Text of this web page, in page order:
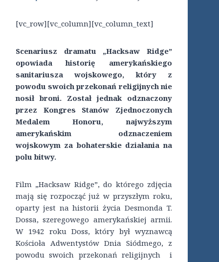
[vc_row][vc_column][vc_column_text]
Scenariusz dramatu „Hacksaw Ridge”
opowiada historię amerykańskiego
sanitariusza wojskowego, który z
powodu swoich przekonań religijnych nie
nosił broni. Został jednak odznaczony
przez Kongres Stanów Zjednoczonych
Medalem Honoru, najwyższym
amerykańskim odznaczeniem
wojskowym za bohaterskie działania na
polu bitwy.
Film „Hacksaw Ridge”, do którego zdjęcia
mają się rozpocząć już w przyszłym roku,
oparty jest na historii życia Desmonda T.
Dossa, szeregowego amerykańskiej armii.
W 1942 roku Doss, który był wyznawcą
Kościoła Adwentystów Dnia Siódmego, z
powodu swoich przekonań religijnych i